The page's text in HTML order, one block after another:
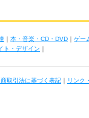
｜ 本・音楽・CD・DVD ｜ ゲー
ト・デザイン ｜
取引法に基づく表記 ｜ リンク